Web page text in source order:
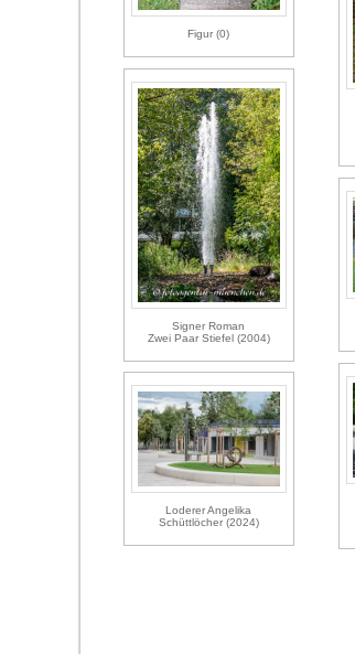
Figur (0)
Signer Roman
Zwei Paar Stiefel (2004)
Loderer Angelika
Schüttlöcher (2024)